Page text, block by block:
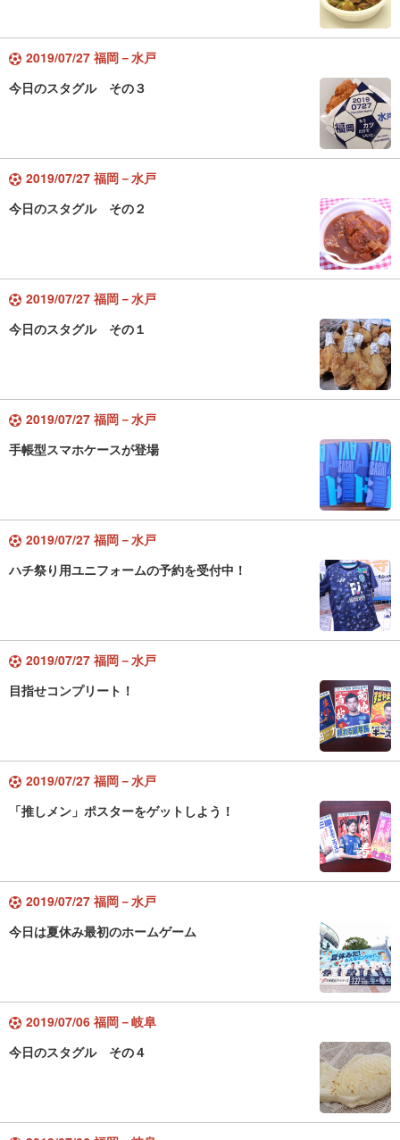
2019/07/27 福岡－水戸
今日のスタグル その３
2019/07/27 福岡－水戸
今日のスタグル その２
2019/07/27 福岡－水戸
今日のスタグル その１
2019/07/27 福岡－水戸
手帳型スマホケースが登場
2019/07/27 福岡－水戸
ハチ祭り用ユニフォームの予約を受付中！
2019/07/27 福岡－水戸
目指せコンプリート！
2019/07/27 福岡－水戸
「推しメン」ポスターをゲットしよう！
2019/07/27 福岡－水戸
今日は夏休み最初のホームゲーム
2019/07/06 福岡－岐阜
今日のスタグル その４